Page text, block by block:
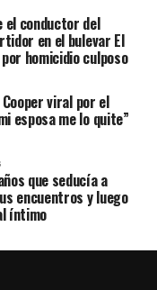
el conductor del
en el bulevar El
homicidio culposo
viral por el
esposa me lo quite”
que seducía a
encuentros y luego
íntimo